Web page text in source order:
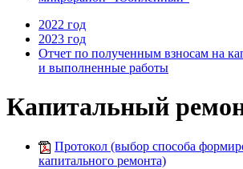
2022 год
2023 год
Отчет по полученным взносам на
и выполненные работы
Капитальный
Протокол (выбор способа
капитального ремонта)